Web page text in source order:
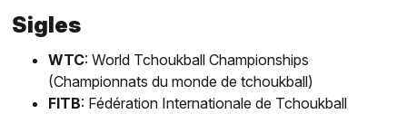
Sigles
WTC: World Tchoukball Championships
(Championnats du monde de tchoukball)
FITB: Fédération Internationale de Tchoukball